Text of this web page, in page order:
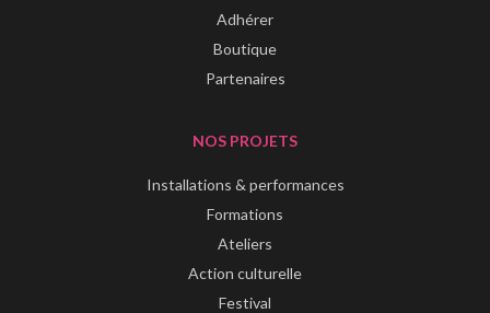
Adhérer
Boutique
Partenaires
NOS PROJETS
Installations & performances
Formations
Ateliers
Action culturelle
Festival